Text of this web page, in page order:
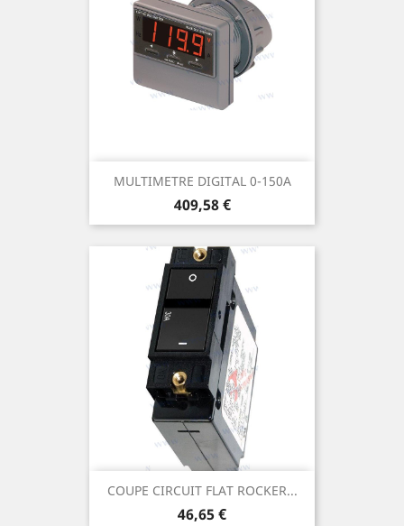
MULTIMETRE DIGITAL 0-150A
Prix
409,58 €
COUPE CIRCUIT FLAT ROCKER...
Prix
46,65 €